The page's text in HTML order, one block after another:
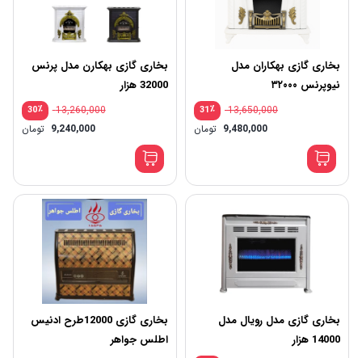
بخاری گازی بهکاران مدل
نیوپرنس ۳۲۰۰۰
٪31
13,650,000
9,480,000 تومان
بخاری گازی بهکارن مدل پرنس
32000 هزار
٪30
13,260,000
9,240,000 تومان
بخاری گازی مدل رویال مدل
14000 هزار
بخاری گازی 12000طرح ادنیس
اطلس جواهر